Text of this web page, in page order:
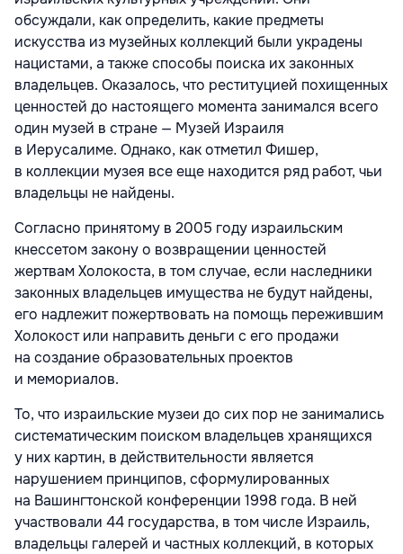
обсуждали, как определить, какие предметы
искусства из музейных коллекций были украдены
нацистами, а также способы поиска их законных
владельцев. Оказалось, что реституцией похищенных
ценностей до настоящего момента занимался всего
один музей в стране — Музей Израиля
в Иерусалиме. Однако, как отметил Фишер,
в коллекции музея все еще находится ряд работ, чьи
владельцы не найдены.
Согласно принятому в 2005 году израильским
кнессетом закону о возвращении ценностей
жертвам Холокоста, в том случае, если наследники
законных владельцев имущества не будут найдены,
его надлежит пожертвовать на помощь пережившим
Холокост или направить деньги с его продажи
на создание образовательных проектов
и мемориалов.
То, что израильские музеи до сих пор не занимались
систематическим поиском владельцев хранящихся
у них картин, в действительности является
нарушением принципов, сформулированных
на Вашингтонской конференции 1998 года. В ней
участвовали 44 государства, в том числе Израиль,
владельцы галерей и частных коллекций, в которых